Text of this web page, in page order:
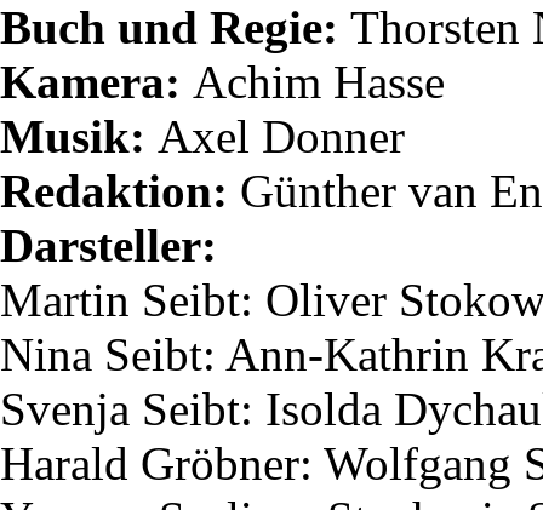
Buch und Regie: Thorsten
Kamera: Achim Hasse
Musik: Axel Donner
Redaktion: Günther van
Darsteller:
Martin Seibt: Oliver
Nina Seibt: Ann-Kathrin
Svenja Seibt: Isolda
Harald Gröbner: Wolfgang